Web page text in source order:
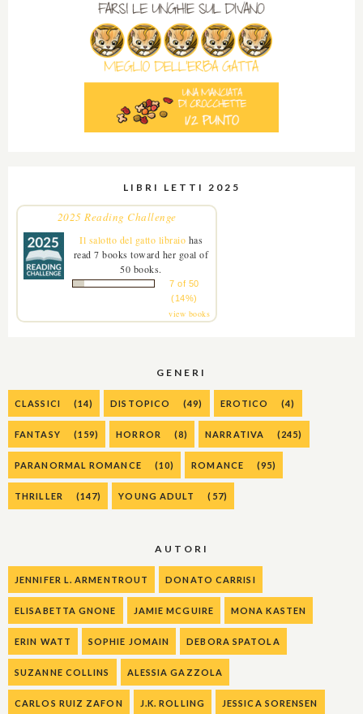
LIBRI LETTI 2025
2025 Reading Challenge
Il salotto del gatto libraio has
read 7 books toward her goal of
50 books.
7 of 50
(14%)
view books
GENERI
CLASSICI (14) DISTOPICO (49) EROTICO (4)
FANTASY (159) HORROR (8) NARRATIVA (245)
PARANORMAL ROMANCE (10) ROMANCE (95)
THRILLER (147) YOUNG ADULT (57)
AUTORI
JENNIFER L. ARMENTROUT DONATO CARRISI
ELISABETTA GNONE JAMIE MCGUIRE MONA KASTEN
ERIN WATT SOPHIE JOMAIN DEBORA SPATOLA
SUZANNE COLLINS ALESSIA GAZZOLA
CARLOS RUIZ ZAFON J.K. ROLLING JESSICA SORENSEN